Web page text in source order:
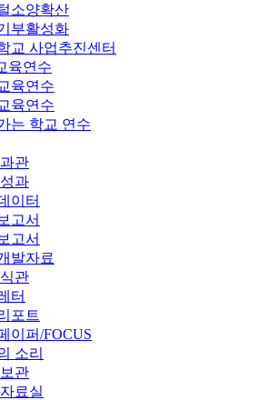
소양확산
부활성화
교 사업추진센터
육연수
육연수
육연수
는 학교 연수
관
과
이터
고서
고서
발자료
관
터
포트
이퍼/FOCUS
소리
관
료실